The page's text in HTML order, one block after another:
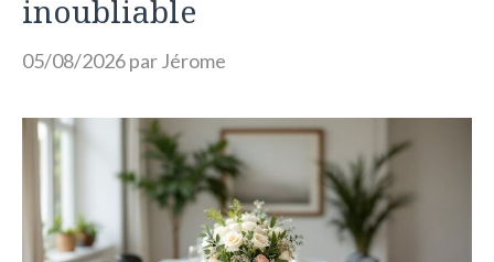
inoubliable
05/08/2026parJérome